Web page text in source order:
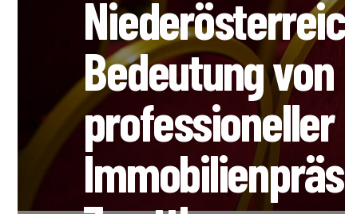
Bedeutung von
professioneller